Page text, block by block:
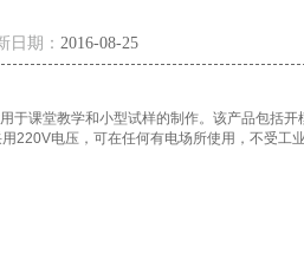
日期： 2016-08-25
课堂教学和小型试样的制作。该产品包括开
220V电压，可在任何有电场所使用，不受工业